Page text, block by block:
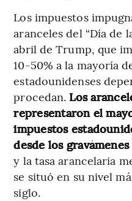
Los impuestos
aranceles del “Día de
abril de Trump, que
10-50% a la mayoría
estadounidenses
procedan. Los
representaron el
impuestos
desde los
y la tasa arancelaria
se situó en su nivel
siglo.